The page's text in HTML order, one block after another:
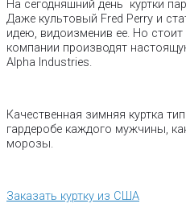
На сегодняшний день куртки
Даже культовый Fred Perry и
идею, видоизменив ее. Но
компании производят
Alpha Industries.
Качественная зимняя куртка
гардеробе каждого мужчины,
морозы.
Заказать куртку из США